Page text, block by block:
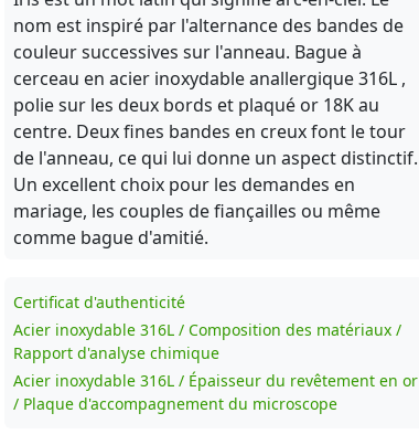
nom est inspiré par l'alternance des bandes de
couleur successives sur l'anneau. Bague à
cerceau en acier inoxydable anallergique 316L ,
polie sur les deux bords et plaqué or 18K au
centre. Deux fines bandes en creux font le tour
de l'anneau, ce qui lui donne un aspect distinctif.
Un excellent choix pour les demandes en
mariage, les couples de fiançailles ou même
comme bague d'amitié.
Certificat d'authenticité
Acier inoxydable 316L / Composition des matériaux /
Rapport d'analyse chimique
Acier inoxydable 316L / Épaisseur du revêtement en or
/ Plaque d'accompagnement du microscope